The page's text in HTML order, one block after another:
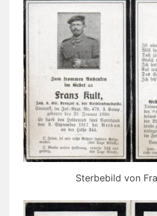
Sterbebild von